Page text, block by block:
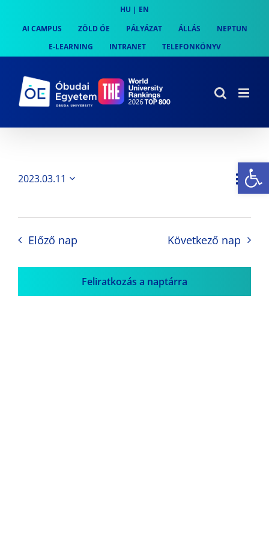
content
HU | EN
AI CAMPUS
ZÖLD ÓE PÁLYÁZAT ÁLLÁS
NEPTUN
E-LEARNING
INTRANET TELEFONKÖNYV
Nap
2023.03.11
Előző nap Következő nap
Feliratkozás a naptárra